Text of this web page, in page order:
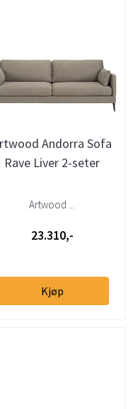
Andorra Sofa
Rave Liver 2-seter
Artwood ...
23.310,-
Kjøp